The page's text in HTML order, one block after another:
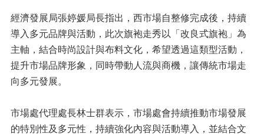
經濟發展局張婷媛局長指出，西市場自整修完成後，持續
導入多元品牌與活動，此次旗袍走秀以「改良式旗袍」為
主軸，結合時尚設計與布料文化，希望透過這類型活動，
提升市場品牌形象，同時帶動人流與商機，讓傳統市場走
向多元發展。
市場處代理處長林士群表示，市場處會持續推動市場發展
的特別性及多元性，持續強化內容與活動導入，並結合文